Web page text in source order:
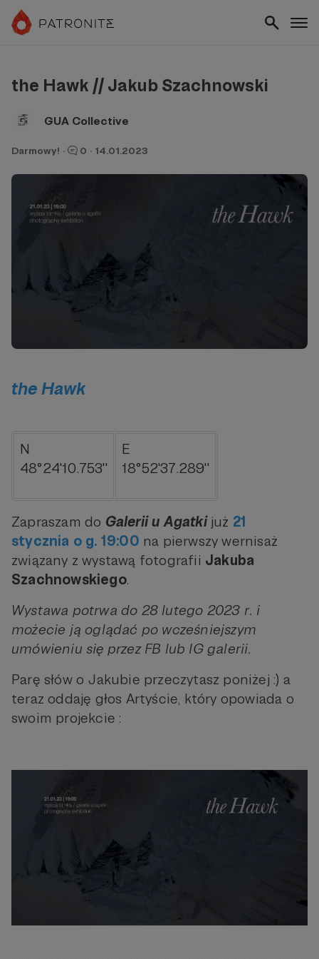
the Hawk // Jakub Szachnowski
GUA Collective
Darmowy! · 0 · 14.01.2023
the Hawk
N
48°24'10.753''
E
18°52'37.289''
Zapraszam do Galerii u Agatkijuż 21
stycznia o g. 19:00 na pierwszy wernisaż
związany z wystawą fotografii Jakuba
Szachnowskiego.
Wystawa potrwa do 28 lutego 2023 r. i
możecie ją oglądać po wcześniejszym
umówieniu się przez FB lub IG galerii.
Parę słów o Jakubie przeczytasz poniżej :) a
teraz oddaję głos Artyście, który opowiada o
swoim projekcie :